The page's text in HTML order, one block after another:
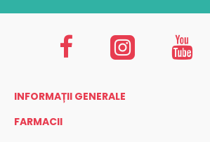
INFORMAȚII GENERALE
FARMACII